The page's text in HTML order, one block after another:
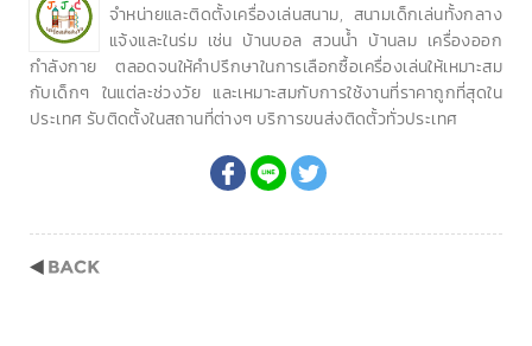
จำหน่ายและติดตั้งเครื่องเล่นสนาม, สนามเด็กเล่นทั้งกลาง
แจ้งและในร่ม เช่น บ้านบอล สวนน้ำ บ้านลม เครื่องออก
กำลังกาย ตลอดจนให้คำปรึกษาในการเลือกซื้อเครื่องเล่นให้เหมาะสม
กับเด็กๆ ในแต่ละช่วงวัย และเหมาะสมกับการใช้งานที่ราคาถูกที่สุดใน
ประเทศ รับติดตั้งในสถานที่ต่างๆ บริการขนส่งติดตั้วทั่วประเทศ